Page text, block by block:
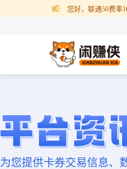
您好，联通50费率
为您提供卡券交易信息、